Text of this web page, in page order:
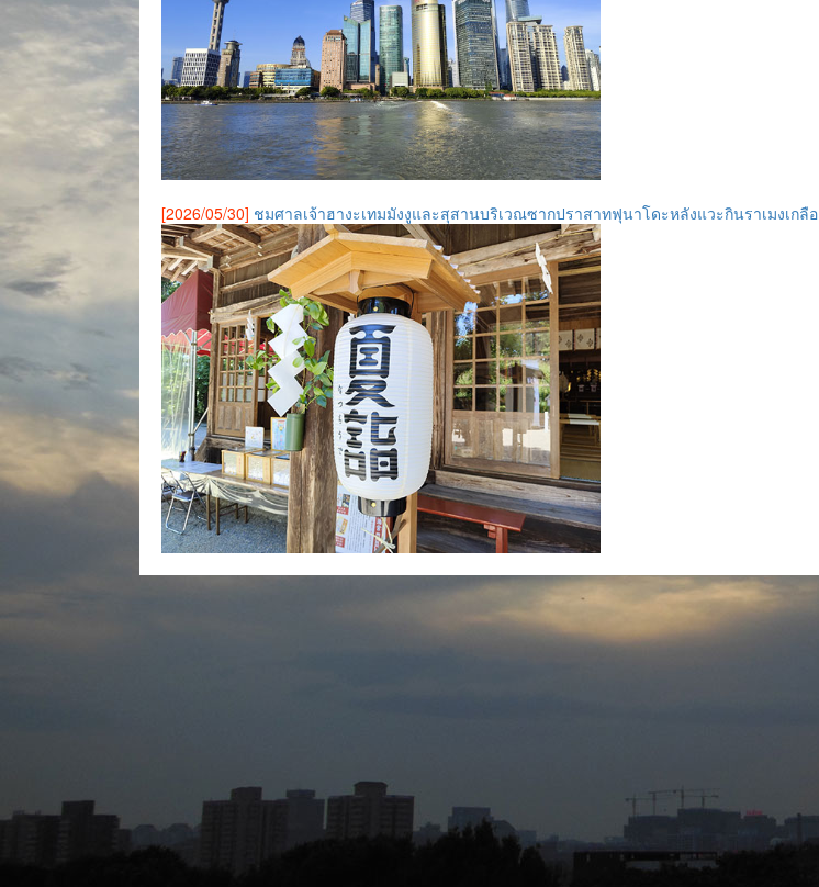
[2026/05/30] ชมศาลเจ้าฮางะเทมมังงูและสุสานบริเวณซากปราสาทฟุนาโดะหลังแวะกินราเมงเกลือ